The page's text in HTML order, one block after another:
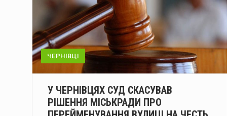
ЧЕРНІВЦІ
У ЧЕРНІВЦЯХ СУД СКАСУВАВ
РІШЕННЯ МІСЬКРАДИ ПРО